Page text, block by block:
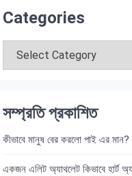
Categories
সম্প্রতি প্রকাশিত
কীভাবে মানুষ বের করলো পাই এর মান?
একজন এলিট অ্যাথলেট কিভাবে হার্ট